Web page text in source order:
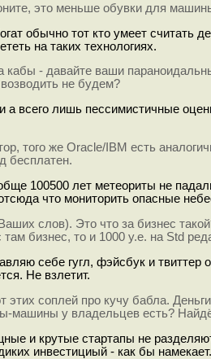
это меньше обувки для
обычно тот кто умеет считать
на таких технологиях.
кабы - давайте ваши
не будем?
а всего лишь пессимистичные
того же Oracle/IBM есть
бесплатен.
100500 лет метеориты не
что мониторить опасные
слов). Это что за бизнес
бизнес, то и 1000 у.е. на Std
себе гугл, фэйсбук и
Не взлетит.
этих соплей про кучу бабла. Деньги
машины у владельцев есть?
и крутые стартапы не
инвестициый - как бы намекает.